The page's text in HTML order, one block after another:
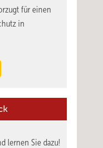
für einen
in
lernen Sie dazu!